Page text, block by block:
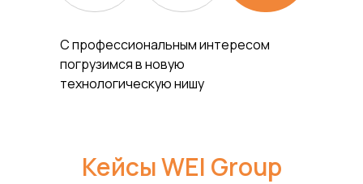
С профессиональным интересом
погрузимся в новую
технологическую нишу
Кейсы WEI Group